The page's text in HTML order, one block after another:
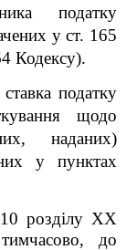
податку
у ст. 165
Кодексу).
податку
щодо
наданих)
у пунктах
10 розділу ХХ
тимчасово, до